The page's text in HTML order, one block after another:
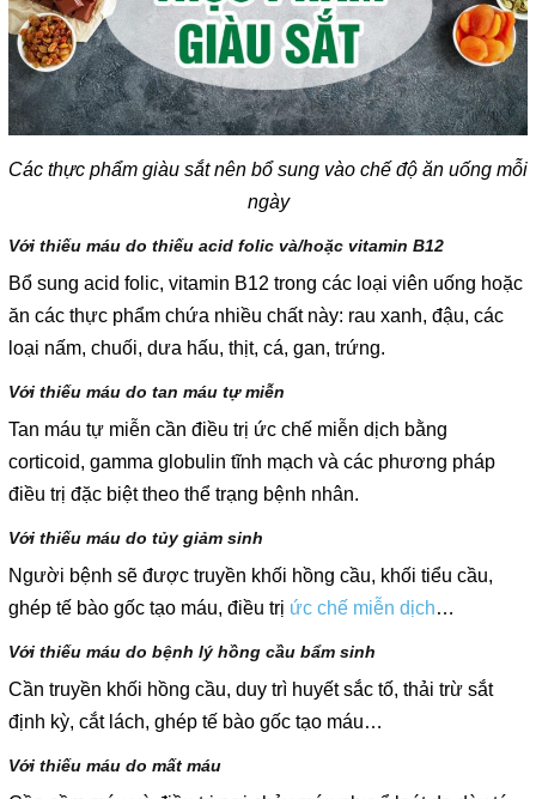
Các thực phẩm giàu sắt nên bổ sung vào chế độ ăn uống mỗi
ngày
Với thiếu máu do thiếu acid folic và/hoặc vitamin B12
Bổ sung acid folic, vitamin B12 trong các loại viên uống hoặc
ăn các thực phẩm chứa nhiều chất này: rau xanh, đậu, các
loại nấm, chuối, dưa hấu, thịt, cá, gan, trứng.
Với thiếu máu do tan máu tự miễn
Tan máu tự miễn cần điều trị ức chế miễn dịch bằng
corticoid, gamma globulin tĩnh mạch và các phương pháp
điều trị đặc biệt theo thể trạng bệnh nhân.
Với thiếu máu do tủy giảm sinh
Người bệnh sẽ được truyền khối hồng cầu, khối tiểu cầu,
ghép tế bào gốc tạo máu, điều trị ức chế miễn dịch…
Với thiếu máu do bệnh lý hồng cầu bẩm sinh
Cần truyền khối hồng cầu, duy trì huyết sắc tố, thải trừ sắt
định kỳ, cắt lách, ghép tế bào gốc tạo máu…
Với thiếu máu do mất máu